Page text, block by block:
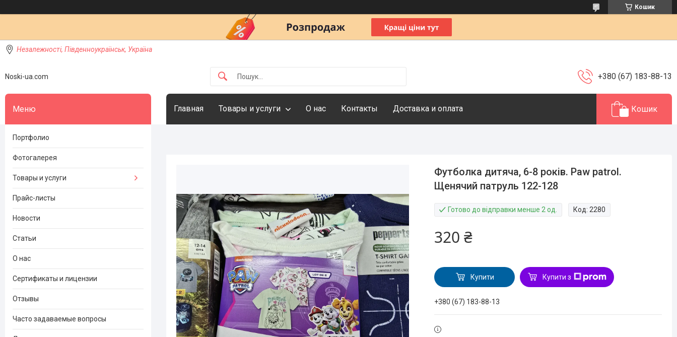
Кошик
Незалежності, Південноукраїнськ, Україна
Noski-ua.com +380 (67) 183-88-13
Главная Товары и услуги О нас Контакты Доставка и оплата Кошик
Футболка дитяча, 6-8 років. Paw patrol.
Щенячий патруль 122-128
Готово до відправки менше 2 од. Код: 2280
320 ₴
Купити Купити з
+380 (67) 183-88-13
Портфолио
Фотогалерея
Товары и услуги
Прайс-листы
Новости
Статьи
О нас
Сертификаты и лицензии
Отзывы
Часто задаваемые вопросы